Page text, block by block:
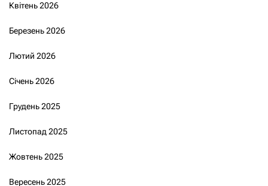
Квітень 2026
Березень 2026
Лютий 2026
Січень 2026
Грудень 2025
Листопад 2025
Жовтень 2025
Вересень 2025